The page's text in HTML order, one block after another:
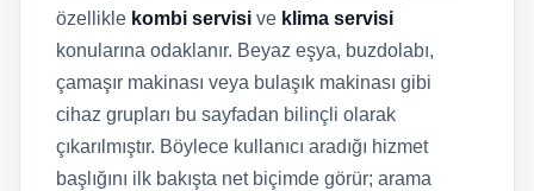
özellikle kombi servisi ve klima servisi
konularına odaklanır. Beyaz eşya, buzdolabı,
çamaşır makinası veya bulaşık makinası gibi
cihaz grupları bu sayfadan bilinçli olarak
çıkarılmıştır. Böylece kullanıcı aradığı hizmet
başlığını ilk bakışta net biçimde görür; arama